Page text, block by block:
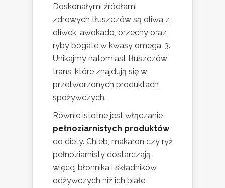
Doskonałymi źródłami
zdrowych tłuszczów są oliwa z
oliwek, awokado, orzechy oraz
ryby bogate w kwasy omega-3.
Unikajmy natomiast tłuszczów
trans, które znajdują się w
przetworzonych produktach
spożywczych.
Równie istotne jest włączanie
pełnoziarnistych produktów
do diety. Chleb, makaron czy ryż
pełnoziarnisty dostarczają
więcej błonnika i składników
odżywczych niż ich białe